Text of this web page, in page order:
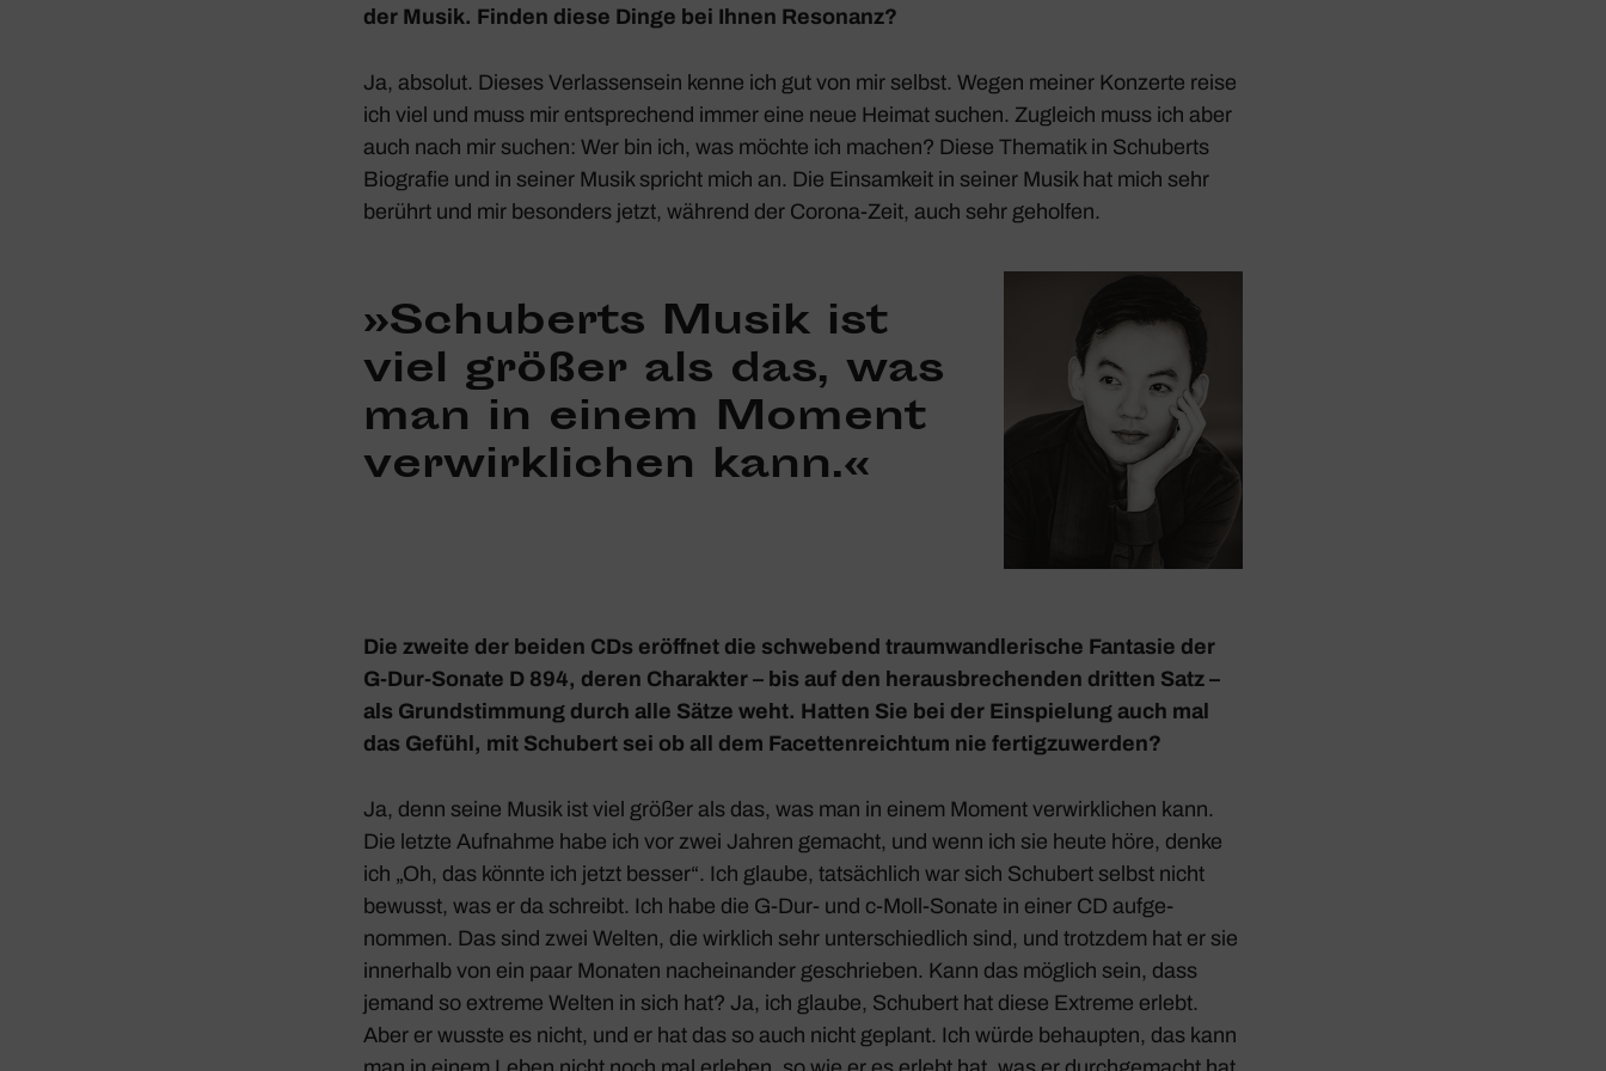
der Musik. Finden diese Dinge bei Ihnen Reso­nanz?
Ja, absolut. Dieses Verlas­sen­sein kenne ich gut von mir selbst. Wegen meiner Konzerte reise
ich viel und muss mir entspre­chend immer eine neue Heimat suchen. Zugleich muss ich aber
auch nach mir suchen: Wer bin ich, was möchte ich machen? Diese Thematik in Schu­berts
Biografie und in seiner Musik spricht mich an. Die Einsam­keit in seiner Musik hat mich sehr
berührt und mir beson­ders jetzt, während der Corona-Zeit, auch sehr geholfen.
»Schu­berts Musik ist
viel größer als das, was
man in einem Moment
verwirk­li­chen kann.«
Die zweite der beiden CDs eröffnet die schwe­bend traum­wand­le­ri­sche Fantasie der
G‑Dur-Sonate D 894, deren Charakter – bis auf den heraus­bre­chenden dritten Satz –
als Grund­stim­mung durch alle Sätze weht. Hatten Sie bei der Einspie­lung auch mal
das Gefühl, mit Schu­bert sei ob all dem Facet­ten­reichtum nie fertig­zu­werden?
Ja, denn seine Musik ist viel größer als das, was man in einem Moment verwirk­li­chen kann.
Die letzte Aufnahme habe ich vor zwei Jahren gemacht, und wenn ich sie heute höre, denke
ich „Oh, das könnte ich jetzt besser“. Ich glaube, tatsäch­lich war sich Schu­bert selbst nicht
bewusst, was er da schreibt. Ich habe die G‑Dur- und c‑Moll-Sonate in einer CD aufge­
nommen. Das sind zwei Welten, die wirk­lich sehr unter­schied­lich sind, und trotzdem hat er sie
inner­halb von ein paar Monaten nach­ein­ander geschrieben. Kann das möglich sein, dass
jemand so extreme Welten in sich hat? Ja, ich glaube, Schu­bert hat diese Extreme erlebt.
Aber er wusste es nicht, und er hat das so auch nicht geplant. Ich würde behaupten, das kann